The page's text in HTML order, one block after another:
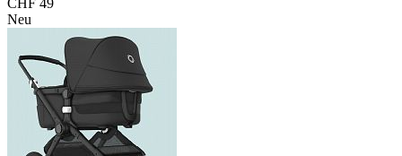
Neu